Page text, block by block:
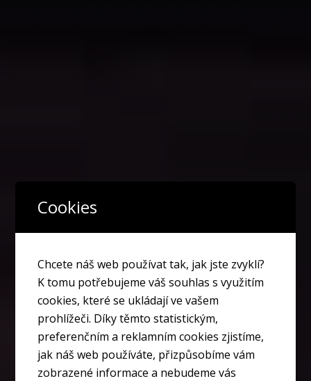
Cookies
Chcete náš web používat tak, jak jste zvyklí?
K tomu potřebujeme váš souhlas s využitím
cookies, které se ukládají ve vašem
prohlížeči. Díky těmto statistickým,
preferenčním a reklamním cookies zjistíme,
jak náš web používáte, přizpůsobíme vám
zobrazené informace a nebudeme vás